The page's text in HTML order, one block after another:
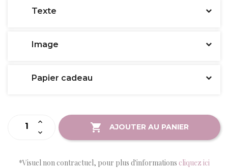
Texte
Image
Papier cadeau
AJOUTER AU PANIER
*Visuel non contractuel, pour plus d'informations cliquez ici